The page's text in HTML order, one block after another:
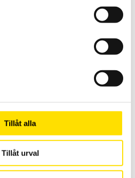
Tillåt alla
Tillåt urval
AHBA-01 för Shore A
hårdhetsmätare HD
Enkel mätning av hårdhet på plast
[Shore A, Shore D och Shore A0]